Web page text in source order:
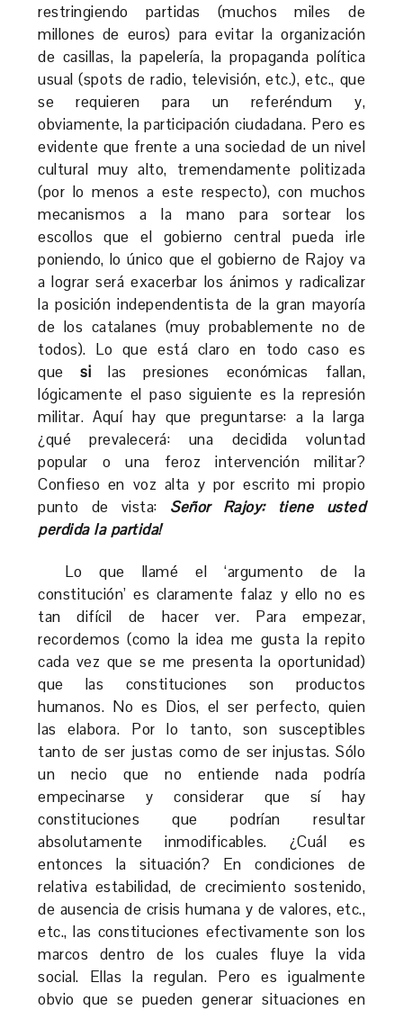
restringiendo partidas (muchos miles de
millones de euros) para evitar la organización
de casillas, la papelería, la propaganda política
usual (spots de radio, televisión, etc.), etc., que
se requieren para un referéndum y,
obviamente, la participación ciudadana. Pero es
evidente que frente a una sociedad de un nivel
cultural muy alto, tremendamente politizada
(por lo menos a este respecto), con muchos
mecanismos a la mano para sortear los
escollos que el gobierno central pueda irle
poniendo, lo único que el gobierno de Rajoy va
a lograr será exacerbar los ánimos y radicalizar
la posición independentista de la gran mayoría
de los catalanes (muy probablemente no de
todos). Lo que está claro en todo caso es
quesi las presiones económicas fallan,
lógicamente el paso siguiente es la represión
militar. Aquí hay que preguntarse: a la larga
¿qué prevalecerá: una decidida voluntad
popular o una feroz intervención militar?
Confieso en voz alta y por escrito mi propio
punto de vista: Señor Rajoy: tiene usted
perdida la partida!
Lo que llamé el ‘argumento de la
constitución’ es claramente falaz y ello no es
tan difícil de hacer ver. Para empezar,
recordemos (como la idea me gusta la repito
cada vez que se me presenta la oportunidad)
que las constituciones son productos
humanos. No es Dios, el ser perfecto, quien
las elabora. Por lo tanto, son susceptibles
tanto de ser justas como de ser injustas. Sólo
un necio que no entiende nada podría
empecinarse y considerar que sí hay
constituciones que podrían resultar
absolutamente inmodificables. ¿Cuál es
entonces la situación? En condiciones de
relativa estabilidad, de crecimiento sostenido,
de ausencia de crisis humana y de valores, etc.,
etc., las constituciones efectivamente son los
marcos dentro de los cuales fluye la vida
social. Ellas la regulan. Pero es igualmente
obvio que se pueden generar situaciones en